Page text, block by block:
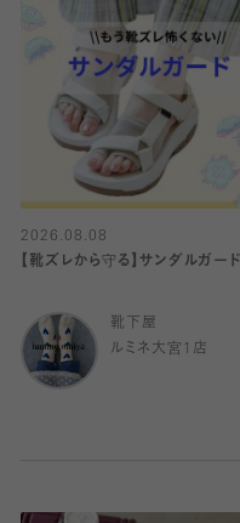
2026.08.08
【靴ズレから守る】サンダルガード
靴下屋
ルミネ大宮1店